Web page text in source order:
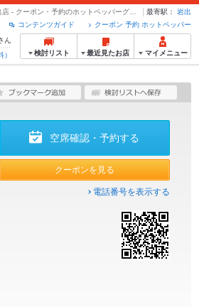
最寄駅：
岩出
クーポン 予約 ホットペッパー
コンテンツガイド
ん
検討リスト 最近見たお店 マイメニュー
空席確認・予約する
クーポンを見る
電話番号を表示する